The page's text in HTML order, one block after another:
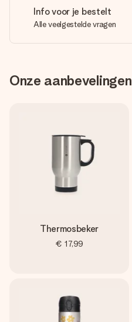
Info voor je bestelt
Alle veelgestelde vragen
Onze aanbevelingen
Thermosbeker
€ 17,99